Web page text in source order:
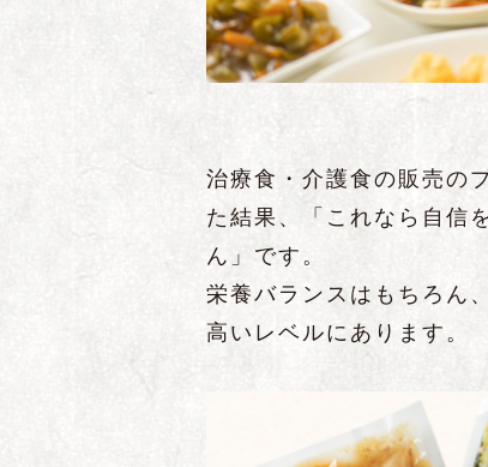
治療食・介護食の販売の
た結果、「これなら自信
ん」です。
栄養バランスはもちろん
高いレベルにあります。